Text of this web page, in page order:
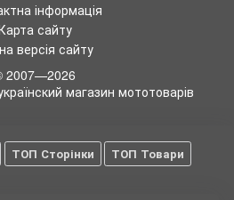
інформація
сайту
версія сайту
2007—2026
магазин мототоварів
ТОП Сторінки
ТОП Товари